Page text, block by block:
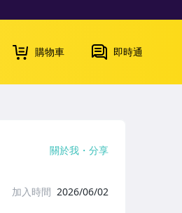
購物車 即時通
關於我 分享
加入時間 2026/06/02